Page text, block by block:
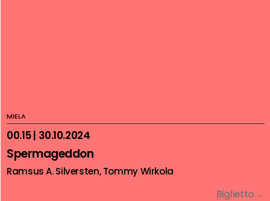
MIELA
00.15 | 30.10.2024
Spermageddon
Ramsus A. Silversten, Tommy Wirkola
Biglietto →